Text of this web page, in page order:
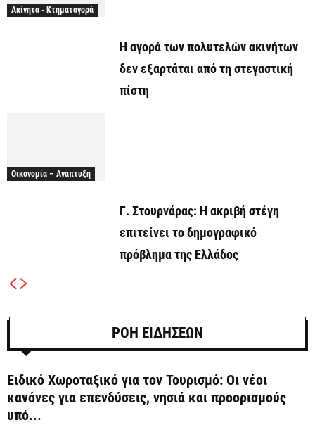
Ακίνητα - Κτηματαγορά
Η αγορά των πολυτελών ακινήτων
δεν εξαρτάται από τη στεγαστική
πίστη
Οικονομία – Ανάπτυξη
Γ. Στουρνάρας: Η ακριβή στέγη
επιτείνει το δημογραφικό
πρόβλημα της Ελλάδος
ΡΟΗ ΕΙΔΗΣΕΩΝ
Ειδικό Χωροταξικό για τον Τουρισμό: Οι νέοι
κανόνες για επενδύσεις, νησιά και προορισμούς
υπό...